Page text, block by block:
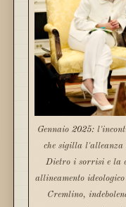
Gennaio 2025:
che sigilla l'alleanza
Dietro i sorrisi e la
allineamento
Cremlino,